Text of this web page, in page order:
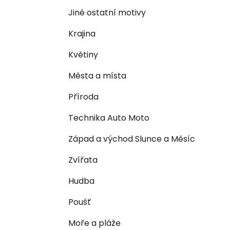
Jiné ostatní motivy
Krajina
Květiny
Města a místa
Příroda
Technika Auto Moto
Západ a východ Slunce a Měsíc
Zvířata
Hudba
Poušť
Moře a pláže